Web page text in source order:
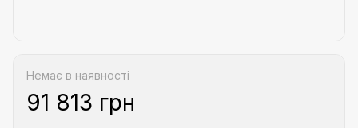
Немає в наявності
91 813 грн